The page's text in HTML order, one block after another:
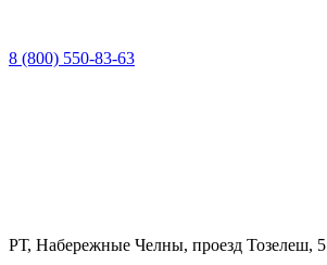
8 (800) 550-83-63
РТ, Набережные Челны, проезд Тозелеш, 5